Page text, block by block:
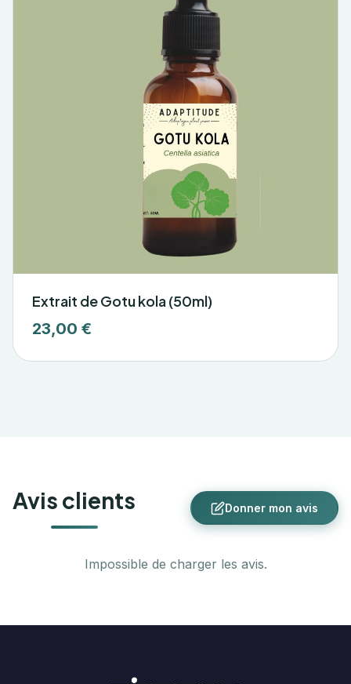
Extrait de Gotu kola (50ml)
23,00 €
Avis clients Donner mon avis
Impossible de charger les avis.